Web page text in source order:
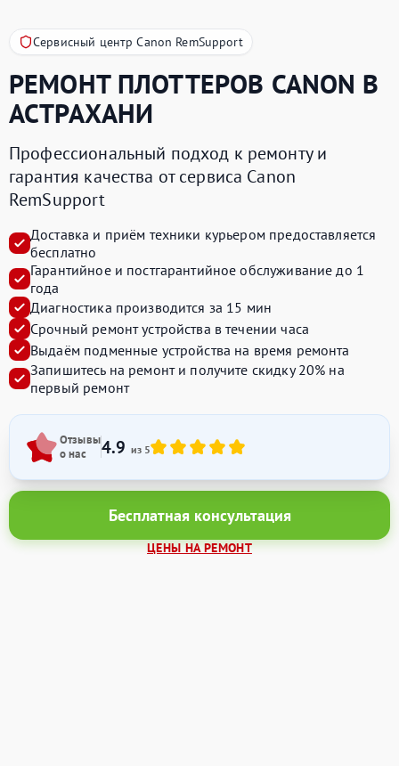
Сервисный центр Canon RemSupport
РЕМОНТ ПЛОТТЕРОВ CANON В
АСТРАХАНИ
Профессиональный подход к ремонту и
гарантия качества от сервиса Canon
RemSupport
Доставка и приём техники курьером предоставляется
бесплатно
Гарантийное и постгарантийное обслуживание до 1
года
Диагностика производится за 15 мин
Срочный ремонт устройства в течении часа
Выдаём подменные устройства на время ремонта
Запишитесь на ремонт и получите скидку 20% на
первый ремонт
Отзывы
о нас
4.9 из 5
Бесплатная консультация
ЦЕНЫ НА РЕМОНТ